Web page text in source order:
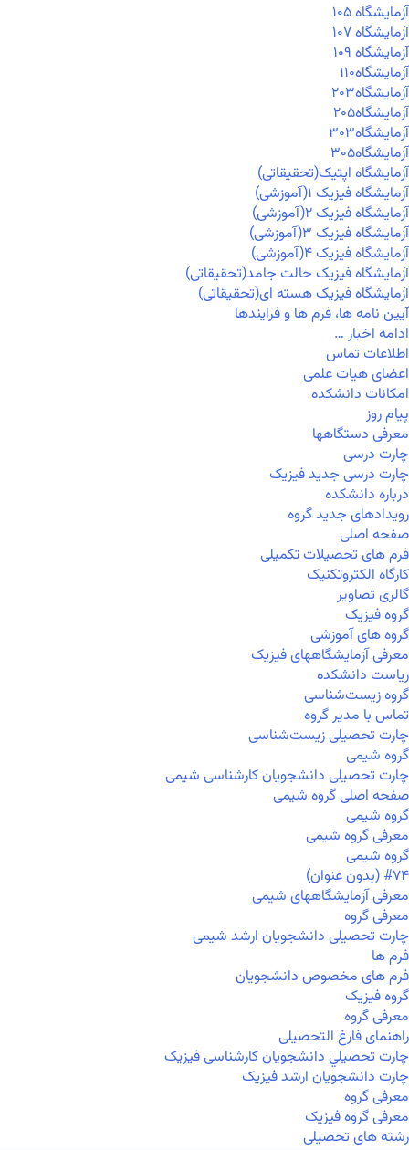
آزمايشگاه ۱۰۵
آزمايشگاه ۱۰۷
آزمايشگاه ۱۰۹
آزمايشگاه۱۱۰
آزمايشگاه۲۰۳
آزمايشگاه۲۰۵
آزمايشگاه۳۰۳
آزمايشگاه۳۰۵
آزمایشگاه اپتیک(تحقیقاتی)
آزمایشگاه فیزیک ۱(آموزشی)
آزمایشگاه فیزیک ۲(آموزشی)
آزمایشگاه فیزیک ۳(آموزشی)
آزمایشگاه فیزیک ۴(آموزشی)
آزمایشگاه فیزیک حالت جامد(تحقیقاتی)
آزمایشگاه فیزیک هسته ای(تحقیقاتی)
آیین نامه ها، فرم ها و فرایندها
ادامه اخبار …
اطلاعات تماس
اعضای هیات علمی
امکانات دانشکده
پیام روز
معرفی دستگاهها
چارت درسی
چارت درسی جدید فیزیک
درباره دانشکده
رویدادهای جدید گروه
صفحه اصلی
فرم های تحصیلات تکمیلی
کارگاه الکتروتکنیک
گالری تصاویر
گروه فیزیک
گروه های آموزشی
معرفی آزمایشگاههای فیزیک
ریاست دانشکده
گروه زیست‌شناسی
تماس با مدیر گروه
چارت تحصیلی زیست‌شناسی
گروه شیمی
چارت تحصیلی دانشجویان کارشناسی شیمی
صفحه اصلی گروه شیمی
گروه شیمی
معرفی گروه شیمی
گروه شیمی
#۷۴ (بدون عنوان)
معرفی آزمایشگاههای شیمی
معرفی گروه
چارت تحصیلی دانشجویان ارشد شیمی
فرم ها
فرم های مخصوص دانشجویان
گروه فیزیک
معرفی گروه
راهنمای فارغ التحصیلی
چارت تحصيلي دانشجویان کارشناسی فیزیک
چارت دانشجویان ارشد فیزیک
معرفی گروه
معرفی گروه فیزیک
رشته های تحصیلی